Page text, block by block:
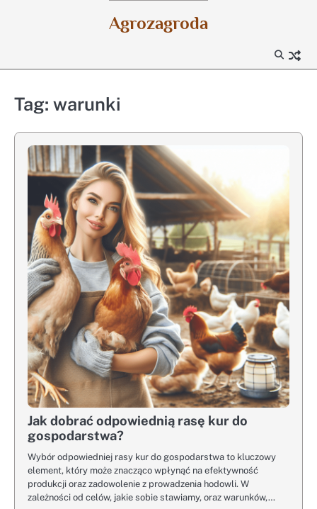
Agrozagroda
Tag: warunki
Jak dobrać odpowiednią rasę kur do
gospodarstwa?
Wybór odpowiedniej rasy kur do gospodarstwa to kluczowy
element, który może znacząco wpłynąć na efektywność
produkcji oraz zadowolenie z prowadzenia hodowli. W
zależności od celów, jakie sobie stawiamy, oraz warunków,…